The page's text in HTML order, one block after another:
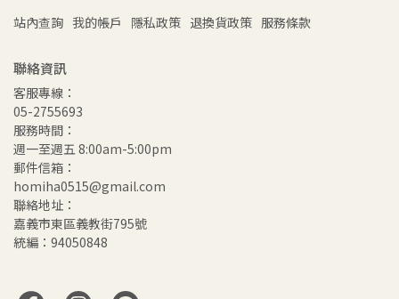
站內查詢 我的帳戶 隱私政策 退換貨政策 服務條款
聯絡資訊
客服專線：
05-2755693
服務時間：
週一至週五 8:00am-5:00pm
郵件信箱：
homiha0515@gmail.com
聯絡地址：
嘉義市東區義教街795號
統編：94050848